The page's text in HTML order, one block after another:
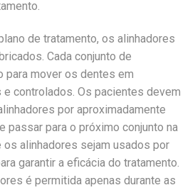
de tratamento, os alinhadores
Cada conjunto de
para mover os dentes em
controlados. Os pacientes devem
por aproximadamente
passar para o próximo conjunto na
os alinhadores sejam usados por
garantir a eficácia do tratamento.
é permitida apenas durante as